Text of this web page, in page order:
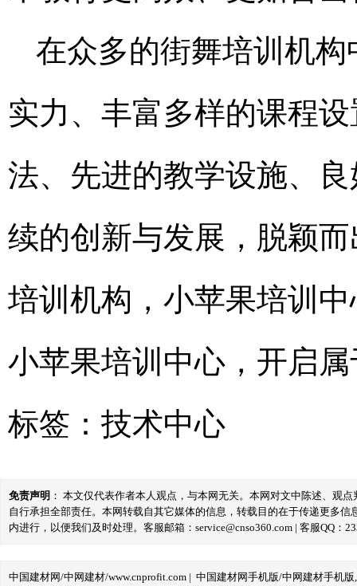
在众多的街舞培训机
实力、丰富多样的课程
法、先进的教学设施、
续的创新与发展，脱颖
培训机构，小苹果培训
小苹果培训中心，开启
标签： 技术中心
免责声明 ： 本文仅代表作者本人观点，与本网无关。本网对文中陈述、观
自行承担全部责任。本网转载自其它媒体的信息，转载目的在于传递更多
内进行，以便我们及时处理。客服邮箱：service@cnso360.com | 客服QQ：
中国建材网/中网建材/www.cnprofit.com | 中国建材网手机版/中网建材手机版